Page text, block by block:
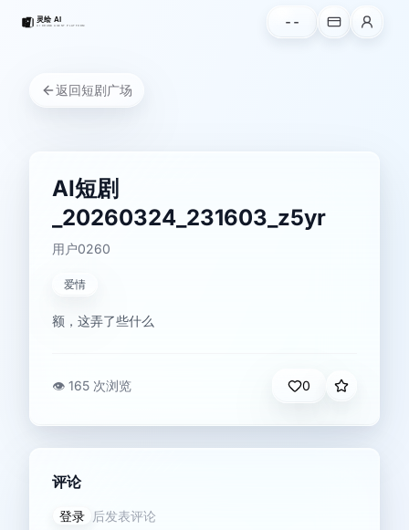
--
返回短剧广场
AI短剧
_20260324_231603_z5yr
用户0260
爱情
额，这弄了些什么
👁️ 165 次浏览 0
评论
登录 后发表评论